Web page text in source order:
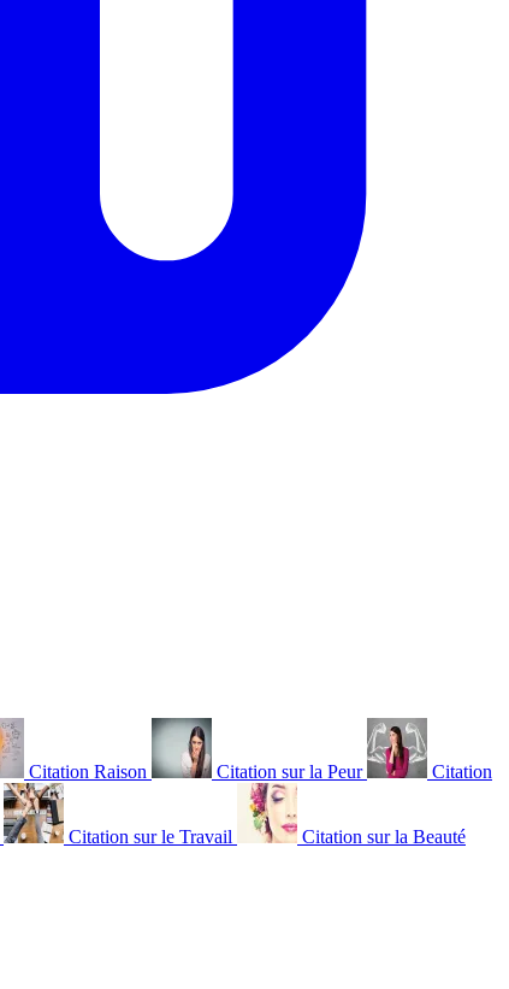
Citation Raison Citation sur la Peur Citation
Citation sur le Travail Citation sur la Beauté